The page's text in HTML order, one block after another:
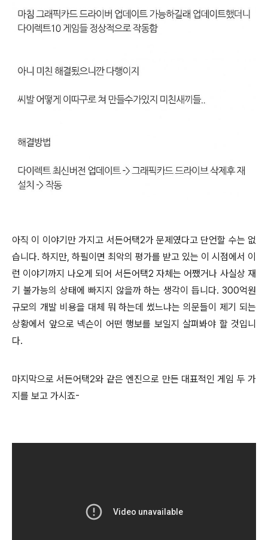
아직 이 이야기만 가지고 서든어택2가 문제였다고 단언할 수는 없
습니다. 하지만, 하필이면 최악의 평가를 받고 있는 이 시점에서 이
런 이야기까지 나오게 되어 서든어택2 자체는 어쨌거나 사실상 재
기 불가능의 상태에 빠지지 않을까 하는 생각이 듭니다. 300억원
규모의 개발 비용을 대체 뭐 하는데 썼느냐는 의문들이 제기 되는
상황에서 앞으로 넥슨이 어떤 행보를 보일지 살펴봐야 할 것입니
다.
마지막으로 서든어택2와 같은 엔진으로 만든 대표적인 게임 두 가
지를 보고 가시죠-